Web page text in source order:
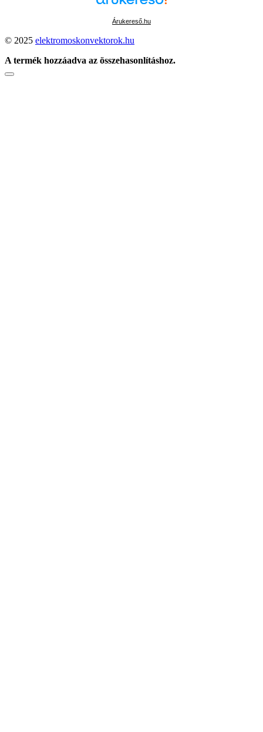
Árukereső.hu
© 2025 elektromoskonvektorok.hu
A termék hozzáadva az összehasonlításhoz.